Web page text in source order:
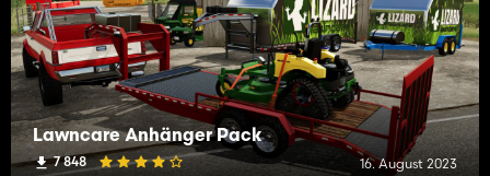
Lawncare Anhänger Pack
7 848 16. August 2023